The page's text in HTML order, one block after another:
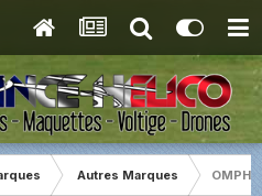
Autres Marques